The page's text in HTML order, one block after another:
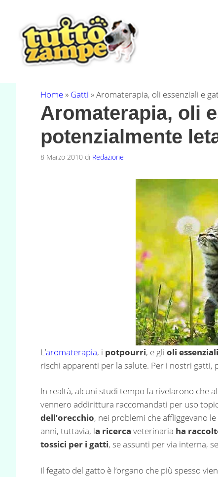
contenuto
Home» Gatti »Aromaterapia, oli essenziali e
Aromaterapia, oli
potenzialmente
8 Marzo 2010 di Redazione
L’aromaterapia, i potpourri, e gli oli essenziali
rischi apparenti per la salute. Per i nostri
In realtà, alcuni studi tempo fa rivelarono che
vennero addirittura raccomandati per uso
dell’orecchio, nei problemi che affliggevano
anni, tuttavia, la ricerca veterinaria ha
tossici per i gatti, se assunti per via interna,
Il fegato del gatto è l’organo che più spesso